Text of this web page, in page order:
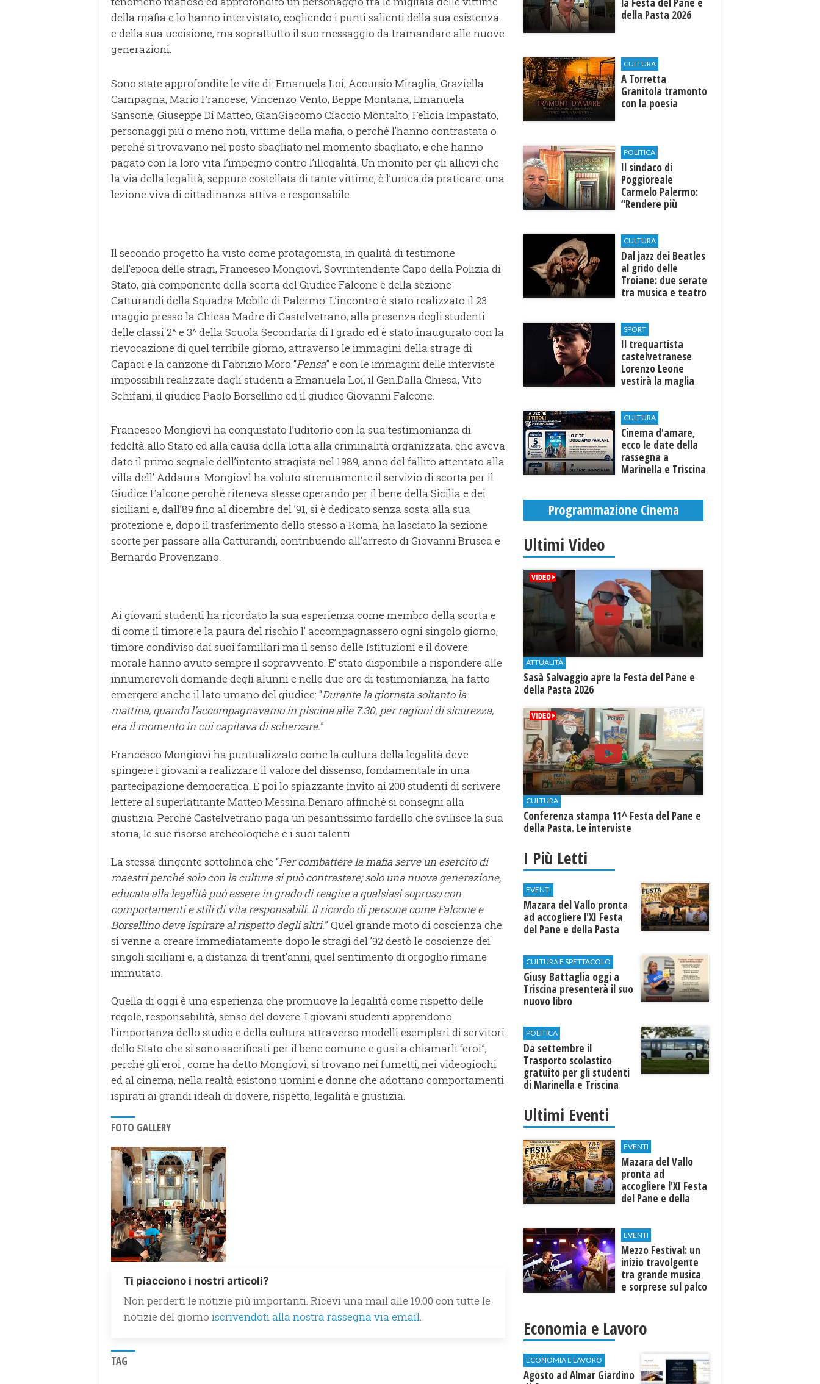
della mafia e lo hanno intervistato, cogliendo i punti salienti della sua esistenza
e della sua uccisione, ma soprattutto il suo messaggio da tramandare alle nuove
generazioni.
Sono state approfondite le vite di: Emanuela Loi, Accursio Miraglia, Graziella
Campagna, Mario Francese, Vincenzo Vento, Beppe Montana, Emanuela
Sansone, Giuseppe Di Matteo, GianGiacomo Ciaccio Montalto, Felicia Impastato,
personaggi più o meno noti, vittime della mafia, o perché l’hanno contrastata o
perché si trovavano nel posto sbagliato nel momento sbagliato, e che hanno
pagato con la loro vita l’impegno contro l’illegalità. Un monito per gli allievi che
la via della legalità, seppure costellata di tante vittime, è l’unica da praticare: una
lezione viva di cittadinanza attiva e responsabile.
Il secondo progetto ha visto come protagonista, in qualità di testimone
dell’epoca delle stragi, Francesco Mongiovì, Sovrintendente Capo della Polizia di
Stato, già componente della scorta del Giudice Falcone e della sezione
Catturandi della Squadra Mobile di Palermo. L’incontro è stato realizzato il 23
maggio presso la Chiesa Madre di Castelvetrano, alla presenza degli studenti
delle classi 2^ e 3^ della Scuola Secondaria di I grado ed è stato inaugurato con la
rievocazione di quel terribile giorno, attraverso le immagini della strage di
Capaci e la canzone di Fabrizio Moro “Pensa” e con le immagini delle interviste
impossibili realizzate dagli studenti a Emanuela Loi, il Gen.Dalla Chiesa, Vito
Schifani, il giudice Paolo Borsellino ed il giudice Giovanni Falcone.
Francesco Mongiovì ha conquistato l’uditorio con la sua testimonianza di
fedeltà allo Stato ed alla causa della lotta alla criminalità organizzata. che aveva
dato il primo segnale dell’intento stragista nel 1989, anno del fallito attentato alla
villa dell’ Addaura. Mongiovì ha voluto strenuamente il servizio di scorta per il
Giudice Falcone perché riteneva stesse operando per il bene della Sicilia e dei
siciliani e, dall’89 fino al dicembre del ’91, si è dedicato senza sosta alla sua
protezione e, dopo il trasferimento dello stesso a Roma, ha lasciato la sezione
scorte per passare alla Catturandi, contribuendo all’arresto di Giovanni Brusca e
Bernardo Provenzano.
Ai giovani studenti ha ricordato la sua esperienza come membro della scorta e
di come il timore e la paura del rischio l’ accompagnassero ogni singolo giorno,
timore condiviso dai suoi familiari ma il senso delle Istituzioni e il dovere
morale hanno avuto sempre il sopravvento. E’ stato disponibile a rispondere alle
innumerevoli domande degli alunni e nelle due ore di testimonianza, ha fatto
emergere anche il lato umano del giudice: “Durante la giornata soltanto la
mattina, quando l’accompagnavamo in piscina alle 7.30, per ragioni di sicurezza,
era il momento in cui capitava di scherzare.”
Francesco Mongiovì ha puntualizzato come la cultura della legalità deve
spingere i giovani a realizzare il valore del dissenso, fondamentale in una
partecipazione democratica. E poi lo spiazzante invito ai 200 studenti di scrivere
lettere al superlatitante Matteo Messina Denaro affinché si consegni alla
giustizia. Perché Castelvetrano paga un pesantissimo fardello che svilisce la sua
storia, le sue risorse archeologiche e i suoi talenti.
La stessa dirigente sottolinea che “Per combattere la mafia serve un esercito di
maestri perché solo con la cultura si può contrastare; solo una nuova generazione,
educata alla legalità può essere in grado di reagire a qualsiasi sopruso con
comportamenti e stili di vita responsabili. Il ricordo di persone come Falcone e
Borsellino deve ispirare al rispetto degli altri.” Quel grande moto di coscienza che
si venne a creare immediatamente dopo le stragi del ’92 destò le coscienze dei
singoli siciliani e, a distanza di trent’anni, quel sentimento di orgoglio rimane
immutato.
Quella di oggi è una esperienza che promuove la legalità come rispetto delle
regole, responsabilità, senso del dovere. I giovani studenti apprendono
l’importanza dello studio e della cultura attraverso modelli esemplari di servitori
dello Stato che si sono sacrificati per il bene comune e guai a chiamarli “eroi”,
perché gli eroi , come ha detto Mongiovì, si trovano nei fumetti, nei videogiochi
ed al cinema, nella realtà esistono uomini e donne che adottano comportamenti
ispirati ai grandi ideali di dovere, rispetto, legalità e giustizia.
FOTO GALLERY
Ti piacciono i nostri articoli?
Non perderti le notizie più importanti. Ricevi una mail alle 19.00 con tutte le
notizie del giorno iscrivendoti alla nostra rassegna via email.
TAG
della Pasta 2026
CULTURA
​A Torretta
Granitola tramonto
con la poesia
POLITICA
Il sindaco di
Poggioreale
Carmelo Palermo:
“Rendere più
Castelvetrano."
CULTURA
Dal jazz dei Beatles
al grido delle
Troiane: due serate
tra musica e teatro
SPORT
Il trequartista
castelvetranese
Lorenzo Leone
vestirà la maglia
CULTURA
Cinema d'amare,
ecco le date della
rassegna a
Marinella e Triscina
Programmazione Cinema
Ultimi Video
ATTUALITÀ
Sasà Salvaggio apre la Festa del Pane e
della Pasta 2026
CULTURA
Conferenza stampa 11^ Festa del Pane e
della Pasta. Le interviste
I Più Letti
EVENTI
Mazara del Vallo pronta
ad accogliere l'XI Festa
del Pane e della Pasta
CULTURA E SPETTACOLO
Giusy Battaglia oggi a
Triscina presenterà il suo
nuovo libro
POLITICA
Da settembre il
Trasporto scolastico
gratuito per gli studenti
di Marinella e Triscina
Ultimi Eventi
EVENTI
Mazara del Vallo
pronta ad
accogliere l'XI Festa
del Pane e della
EVENTI
Mezzo Festival: un
inizio travolgente
tra grande musica
e sorprese sul palco
Economia e Lavoro
ECONOMIA E LAVORO
Agosto ad Almar Giardino